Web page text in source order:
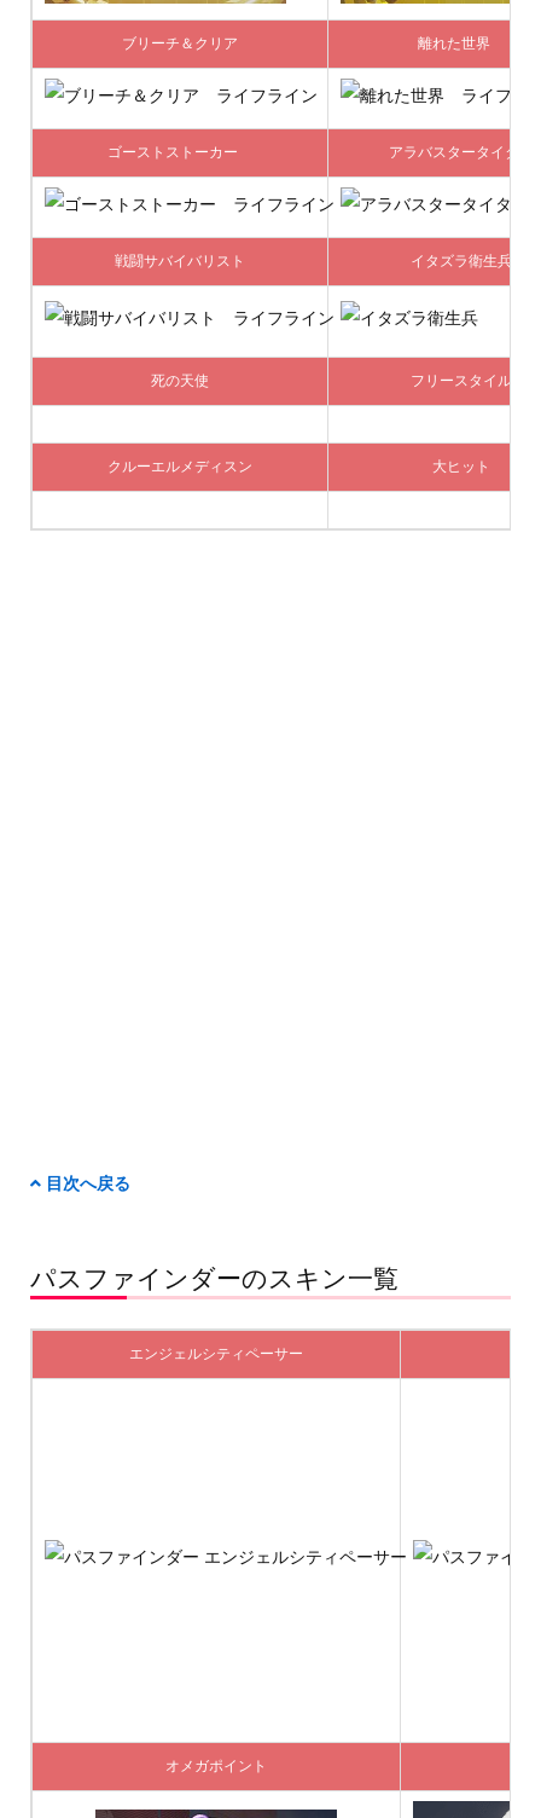
ブリーチ＆クリア 離れた世界
ゴーストストーカー アラバスタータイタン
戦闘サバイバリスト イタズラ衛生兵
死の天使 フリースタイル
クルーエルメディスン 大ヒット
目次へ戻る
パスファインダーのスキン一覧
エンジェルシティペーサー
オメガポイント